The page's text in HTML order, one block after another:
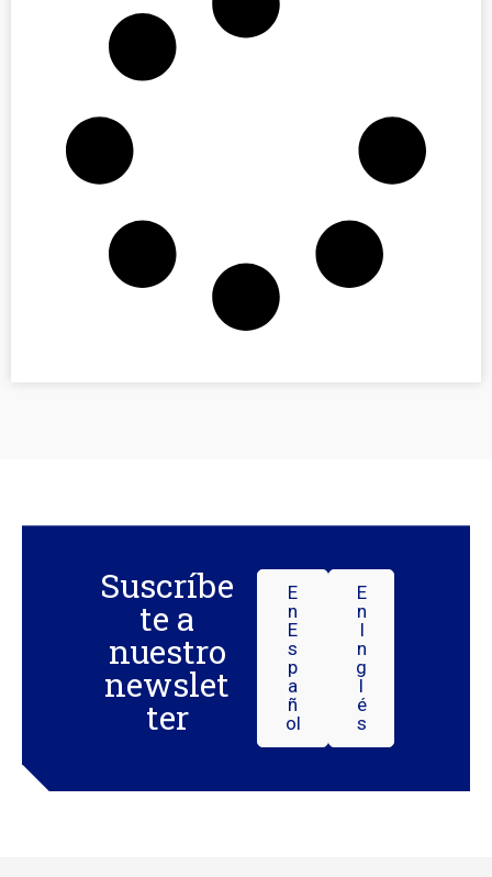
Suscríbe
te a
nuestro
newslet
ter
E
N
E
S
P
A
Ñ
Ol
E
N
I
N
G
L
É
S